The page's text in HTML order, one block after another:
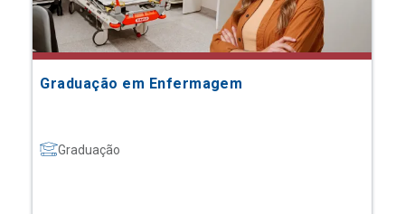
Graduação em Enfermagem
Graduação